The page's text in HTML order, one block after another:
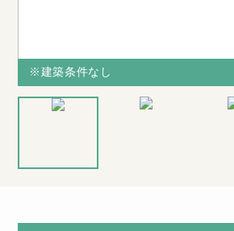
※建築条件なし
※建築条件なし